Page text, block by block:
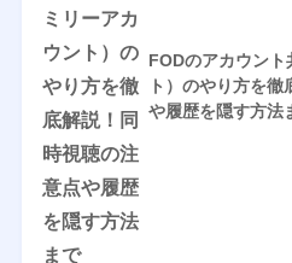
FODのアカウン
ト）のやり方を
や履歴を隠す方法